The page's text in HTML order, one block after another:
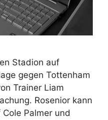
Stadion auf
gegen Tottenham
Trainer Liam
Rosenior kann
Palmer und